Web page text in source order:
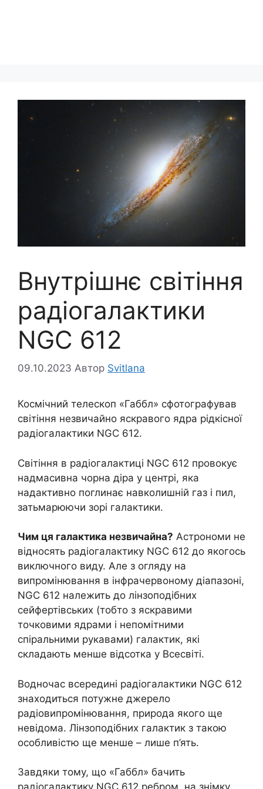
Внутрішнє світіння
радіогалактики
NGC 612
09.10.2023 Автор Svitlana
Космічний телескоп «Габбл» сфотографував
світіння незвичайно яскравого ядра рідкісної
радіогалактики NGC 612.
Світіння в радіогалактиці NGC 612 провокує
надмасивна чорна діра у центрі, яка
надактивно поглинає навколишній газ і пил,
затьмарюючи зорі галактики.
Чим ця галактика незвичайна? Астрономи не
відносять радіогалактику NGC 612 до якогось
виключного виду. Але з огляду на
випромінювання в інфрачервоному діапазоні,
NGC 612 належить до лінзоподібних
сейфертівських (тобто з яскравими
точковими ядрами і непомітними
спіральними рукавами) галактик, які
складають менше відсотка у Всесвіті.
Водночас всередині радіогалактики NGC 612
знаходиться потужне джерело
радіовипромінювання, природа якого ще
невідома. Лінзоподібних галактик з такою
особливістю ще менше – лише п’ять.
Завдяки тому, що «Габбл» бачить